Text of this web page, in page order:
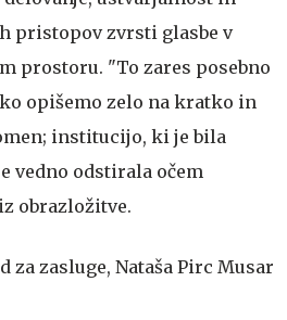
pristopov zvrsti glasbe v
prostoru. "To zares posebno
opišemo zelo na kratko in
institucijo, ki je bila
vedno odstirala očem
obrazložitve.